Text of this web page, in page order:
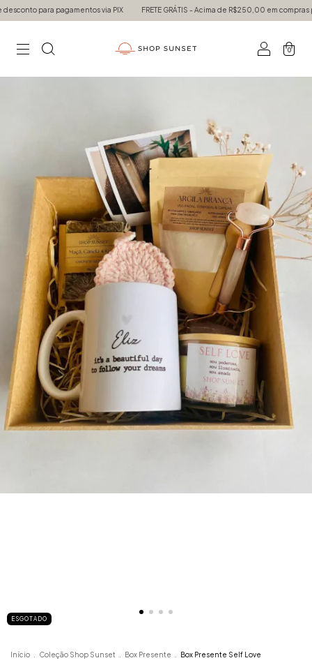
para pagamentos via PIX FRETE GRÁTIS - Acima de R$250,00 em compras
0
ESGOTADO
Início . Coleção Shop Sunset . Box Presente . Box Presente Self Love